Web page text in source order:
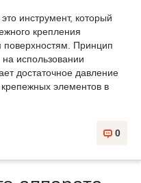
инструмент, который
крепления
поверхностям. Принцип
на использовании
достаточное давление
элементов в
0